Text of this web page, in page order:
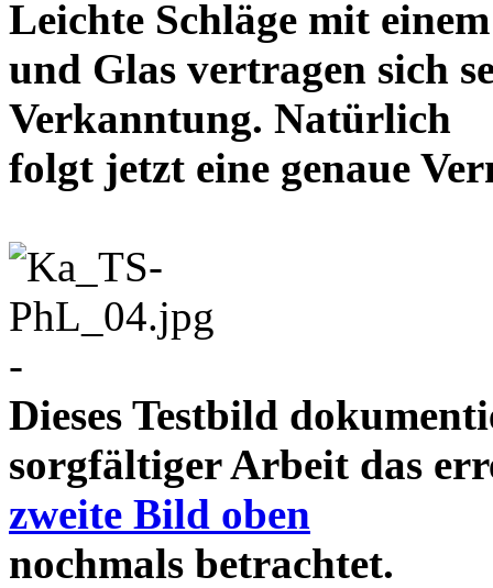
Leichte Schläge mit
und Glas vertragen sich
Verkanntung. Natürlich
folgt jetzt eine genaue
-
Dieses Testbild
sorgfältiger Arbeit das
zweite Bild oben
nochmals